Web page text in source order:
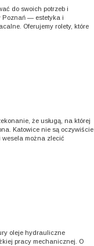
do swoich potrzeb i
Poznań — estetyka i
Oferujemy rolety, które
że usługą, na której
Katowice nie są oczywiście
można zlecić
oleje hydrauliczne
pracy mechanicznej. O